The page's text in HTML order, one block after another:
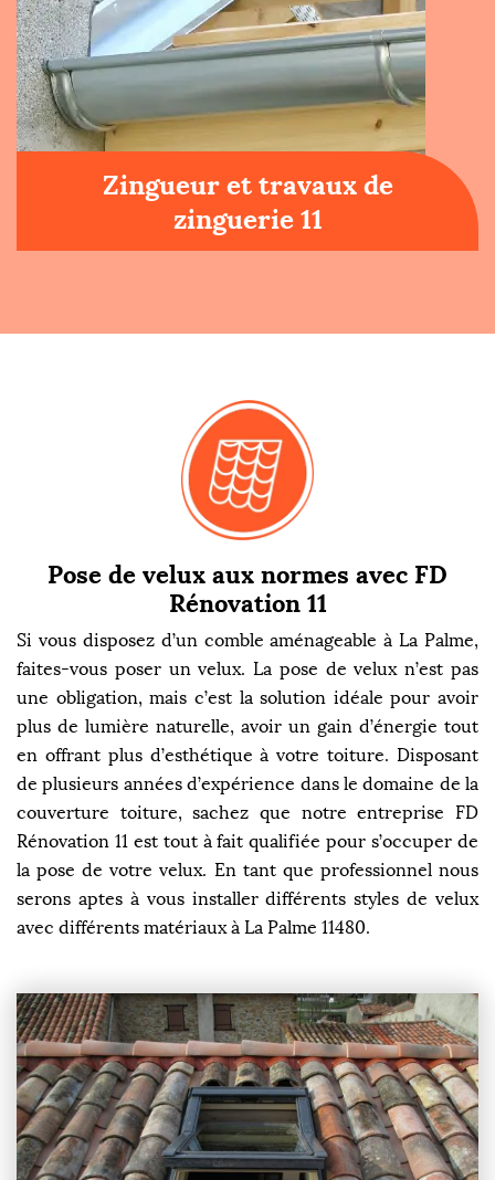
Zingueur et travaux de
zinguerie 11
Pose de velux aux normes avec FD
Rénovation 11
Si vous disposez d’un comble aménageable à La Palme,
faites-vous poser un velux. La pose de velux n’est pas
une obligation, mais c’est la solution idéale pour avoir
plus de lumière naturelle, avoir un gain d’énergie tout
en offrant plus d’esthétique à votre toiture. Disposant
de plusieurs années d’expérience dans le domaine de la
couverture toiture, sachez que notre entreprise FD
Rénovation 11 est tout à fait qualifiée pour s’occuper de
la pose de votre velux. En tant que professionnel nous
serons aptes à vous installer différents styles de velux
avec différents matériaux à La Palme 11480.